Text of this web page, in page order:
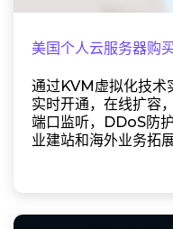
美国个人云服务器购
通过KVM虚拟化技术
实时开通，在线扩容
端口监听，DDoS防
业建站和海外业务拓展